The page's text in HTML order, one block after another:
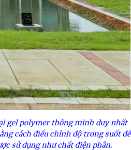
gel polymer thông minh duy nhất
cách điều chỉnh độ trong suốt để
sử dụng như chất điện phân.